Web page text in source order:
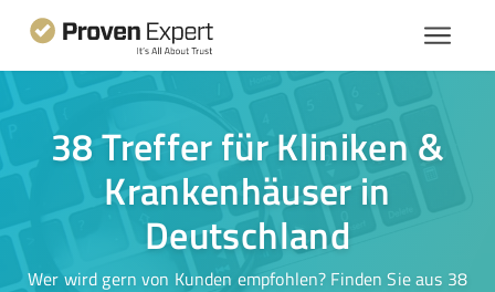
38 Treffer für Kliniken &
Krankenhäuser in
Deutschland
Wer wird gern von Kunden empfohlen? Finden Sie aus 38